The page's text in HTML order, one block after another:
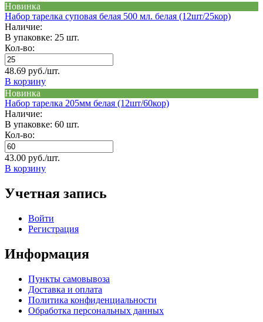
Новинка
Набор тарелка суповая белая 500 мл. белая (12шт/25кор)
Наличие:
В упаковке: 25 шт.
Кол-во:
48.69 руб./шт.
В корзину
Новинка
Набор тарелка 205мм белая (12шт/60кор)
Наличие:
В упаковке: 60 шт.
Кол-во:
43.00 руб./шт.
В корзину
Учетная запись
Войти
Регистрация
Информация
Пункты самовывоза
Доставка и оплата
Политика конфиденциальности
Обработка персональных данных